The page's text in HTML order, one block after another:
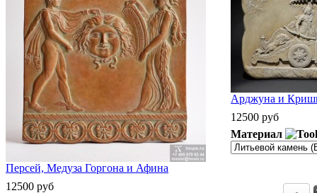
Персей, Медуза Горгона и Афина
12500 руб
Арджуна и
12500 руб
Материал